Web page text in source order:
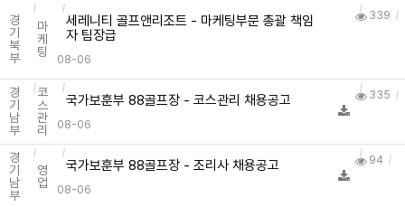
경
기
북
부
마
케
팅
세레니티 골프앤리조트 - 마케팅부문 총괄 책임
자 팀장급
08-06
339
경
기
남
부
코
스
관
리
국가보훈부 88골프장 - 코스관리 채용공고
08-06
335
경
기
남
부
영
업
국가보훈부 88골프장 - 조리사 채용공고
08-06
94